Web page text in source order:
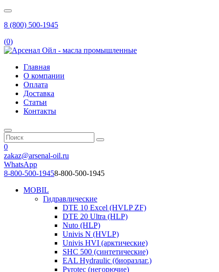
8 (800) 500-1945
(0)
Главная
О компании
Оплата
Доставка
Статьи
Контакты
0
zakaz@arsenal-oil.ru
WhatsApp
8-800-500-19458-800-500-1945
MOBIL
Гидравлические
DTE 10 Excel (HVLP ZF)
DTE 20 Ultra (HLP)
Nuto (HLP)
Univis N (HVLP)
Univis HVI (арктические)
SHC 500 (синтетические)
EAL Hydraulic (биоразлаг.)
Pyrotec (негорючие)